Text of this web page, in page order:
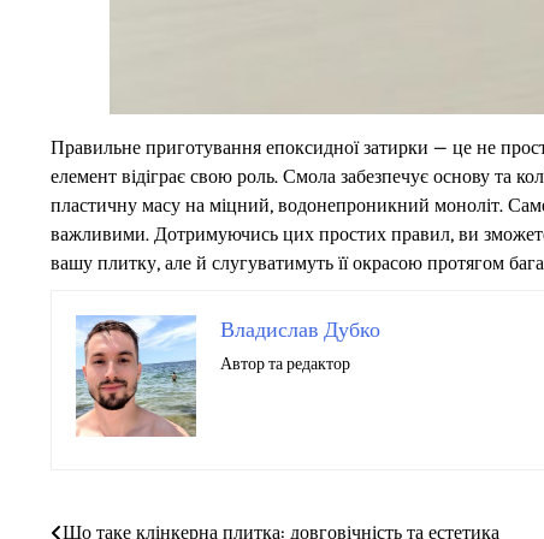
Правильне приготування епоксидної затирки — це не
елемент відіграє свою роль. Смола забезпечує основу та
пластичну масу на міцний, водонепроникний моноліт.
важливими. Дотримуючись цих простих правил, ви
вашу плитку, але й слугуватимуть її окрасою протягом
Владислав Дубко
Автор та редактор
Що таке клінкерна плитка: довговічність та естетика